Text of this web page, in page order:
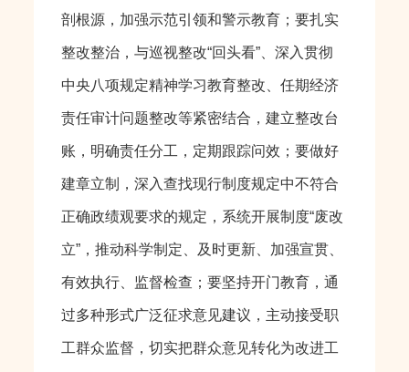
剖根源，加强示范引领和警示教育；要扎实
整改整治，与巡视整改“回头看”、深入贯彻
中央八项规定精神学习教育整改、任期经济
责任审计问题整改等紧密结合，建立整改台
账，明确责任分工，定期跟踪问效；要做好
建章立制，深入查找现行制度规定中不符合
正确政绩观要求的规定，系统开展制度“废改
立”，推动科学制定、及时更新、加强宣贯、
有效执行、监督检查；要坚持开门教育，通
过多种形式广泛征求意见建议，主动接受职
工群众监督，切实把群众意见转化为改进工